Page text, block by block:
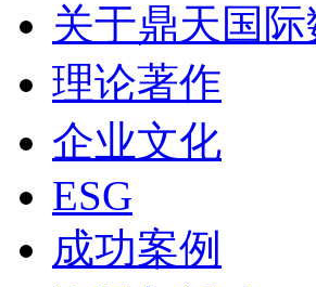
关于鼎天国际
理论著作
企业文化
ESG
成功案例